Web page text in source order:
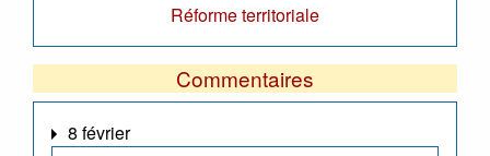
Réforme territoriale
Commentaires
8 février